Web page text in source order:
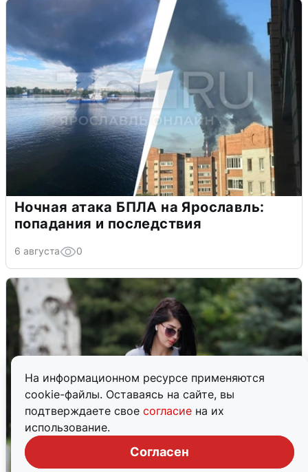
На информационном ресурсе применяются
cookie-файлы. Оставаясь на сайте, вы
подтверждаете свое согласие на их
использование.
Согласен
Ночная атака БПЛА на Ярославль:
попадания и последствия
6 августа 0